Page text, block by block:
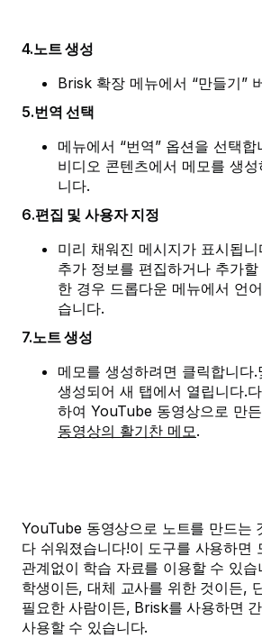
4.노트 생성
Brisk 확장 메뉴에서 “만들기”
5.번역 선택
메뉴에서 “번역” 옵션을 선택합
비디오 콘텐츠에서 메모를 생
니다.
6.편집 및 사용자 지정
미리 채워진 메시지가 표시됩
추가 정보를 편집하거나 추가
한 경우 드롭다운 메뉴에서 언
습니다.
7.노트 생성
메모를 생성하려면 클릭합니다
생성되어 새 탭에서 열립니다.
하여 YouTube 동영상으로 만
동영상의 활기찬 메모.
YouTube 동영상으로 노트를 만드는
다 쉬워졌습니다!이 도구를 사용하면
관계없이 학습 자료를 이용할 수 있
학생이든, 대체 교사를 위한 것이든,
필요한 사람이든, Brisk를 사용하면
사용할 수 있습니다.